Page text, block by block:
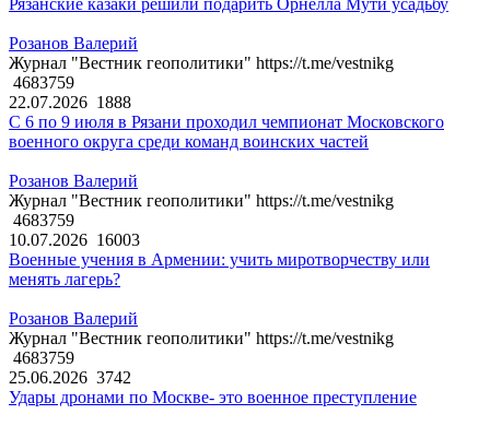
Рязанские казаки решили подарить Орнелла Мути усадьбу
Розанов Валерий
Журнал "Вестник геополитики" https://t.me/vestnikg
4683759
22.07.2026 1888
С 6 по 9 июля в Рязани проходил чемпионат Московского
военного округа среди команд воинских частей
Розанов Валерий
Журнал "Вестник геополитики" https://t.me/vestnikg
4683759
10.07.2026 16003
Военные учения в Армении: учить миротворчеству или
менять лагерь?
Розанов Валерий
Журнал "Вестник геополитики" https://t.me/vestnikg
4683759
25.06.2026 3742
Удары дронами по Москве- это военное преступление